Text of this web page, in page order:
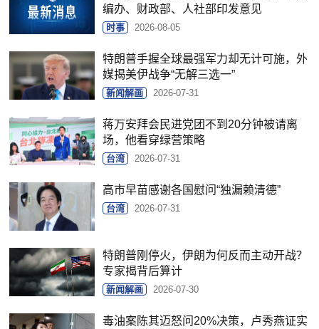
编办、财政部、人社部印发意见
时事 2026-08-05
特朗普手握全球最强军力却无计可施，外
媒揭美伊战争“无解三选一”
新闻解画 2026-07-31
蒋万安拜会民进党团不到20分钟被请离
场，他看穿绿营策略
台湾 2026-07-31
高市早苗感谢各国慰问“独漏赖清德”
台湾 2026-07-31
特朗普刚停火，伊朗为何反而主动开战？
专家揭背后算计
新闻解画 2026-07-30
毒油案陈其迈怒问20%决策，卢秀燕证实